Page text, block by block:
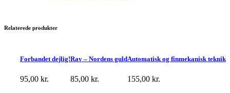
Relaterede produkter
Automatisk og finmekanisk teknik
155,00 kr.
Rav – Nordens guld
85,00 kr.
Forbandet dejlig!
95,00 kr.